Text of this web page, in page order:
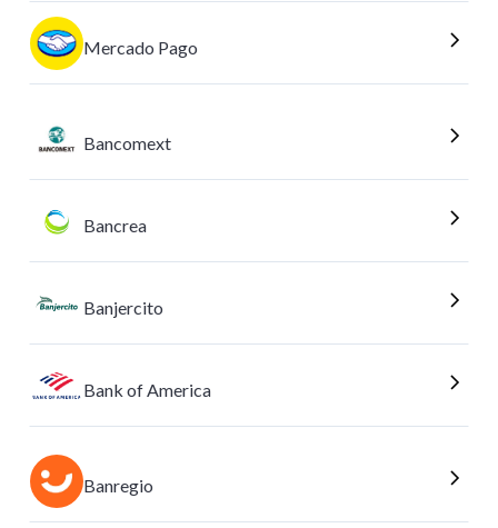
Mercado Pago
Bancomext
Bancrea
Banjercito
Bank of America
Banregio